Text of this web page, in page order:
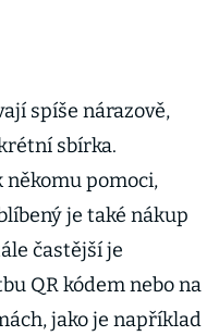
spíše nárazově,
sbírka.
někomu pomoci,
je také nákup
častější je
QR kódem nebo na
jako je například